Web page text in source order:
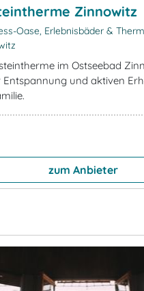
Zinnowitz
Oase, Erlebnisbäder &
im Ostseebad
Entspannung und aktiven
zum Anbieter